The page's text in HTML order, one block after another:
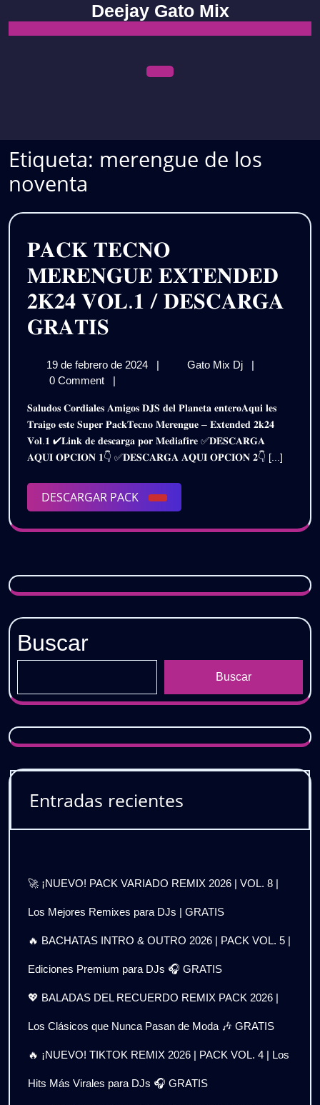
content
Deejay Gato Mix
Etiqueta: merengue de los
noventa
𝐏𝐀𝐂𝐊 𝐓𝐄𝐂𝐍𝐎
𝐌𝐄𝐑𝐄𝐍𝐆𝐔𝐄 𝐄𝐗𝐓𝐄𝐍𝐃𝐄𝐃
𝟐𝐊𝟐𝟒 𝐕𝐎𝐋.𝟏 / 𝐃𝐄𝐒𝐂𝐀𝐑𝐆𝐀
𝐆𝐑𝐀𝐓𝐈𝐒
𝐌𝐄𝐑𝐄𝐍𝐆𝐔𝐄
𝐄𝐗𝐓𝐄𝐍𝐃𝐄𝐃
𝟐𝐊𝟐𝟒
𝐕𝐎𝐋.𝟏
/
𝐃𝐄𝐒𝐂𝐀𝐑𝐆𝐀
𝐆𝐑𝐀𝐓𝐈𝐒
19 de febrero de 2024
19
de
2024
| Gato Mix Dj
𝐏𝐀𝐂𝐊
𝐄𝐗𝐓𝐄𝐍𝐃𝐄𝐃
𝟐𝐊𝟐𝟒
𝐕𝐎𝐋.𝟏
/
|
0 Comment
|
𝐒𝐚𝐥𝐮𝐝𝐨𝐬 𝐂𝐨𝐫𝐝𝐢𝐚𝐥𝐞𝐬 𝐀𝐦𝐢𝐠𝐨𝐬 𝐃𝐉𝐒 𝐝𝐞𝐥 𝐏𝐥𝐚𝐧𝐞𝐭𝐚 𝐞𝐧𝐭𝐞𝐫𝐨𝐀𝐪𝐮𝐢 𝐥𝐞𝐬
𝐓𝐫𝐚𝐢𝐠𝐨 𝐞𝐬𝐭𝐞 𝐒𝐮𝐩𝐞𝐫 𝐏𝐚𝐜𝐤𝐓𝐞𝐜𝐧𝐨 𝐌𝐞𝐫𝐞𝐧𝐠𝐮𝐞 – 𝐄𝐱𝐭𝐞𝐧𝐝𝐞𝐝 𝟐𝐤𝟐𝟒
𝐕𝐨𝐥.𝟏 ✔𝐋𝐢𝐧𝐤 𝐝𝐞 𝐝𝐞𝐬𝐜𝐚𝐫𝐠𝐚 𝐩𝐨𝐫 𝐌𝐞𝐝𝐢𝐚𝐟𝐢𝐫𝐞 ✅𝐃𝐄𝐒𝐂𝐀𝐑𝐆𝐀
𝐀𝐐𝐔𝐈 𝐎𝐏𝐂𝐈𝐎𝐍 𝟏👇 ✅𝐃𝐄𝐒𝐂𝐀𝐑𝐆𝐀 𝐀𝐐𝐔𝐈 𝐎𝐏𝐂𝐈𝐎𝐍 𝟐👇 [...]
DESCARGAR PACK
DESCARGAR
PACK
Buscar
Buscar
Entradas recientes
🚀 ¡NUEVO! PACK VARIADO REMIX 2026 | VOL. 8 |
Los Mejores Remixes para DJs | GRATIS
🔥 BACHATAS INTRO & OUTRO 2026 | PACK VOL. 5 |
Ediciones Premium para DJs 🎧 GRATIS
💖 BALADAS DEL RECUERDO REMIX PACK 2026 |
Los Clásicos que Nunca Pasan de Moda 🎶 GRATIS
🔥 ¡NUEVO! TIKTOK REMIX 2026 | PACK VOL. 4 | Los
Hits Más Virales para DJs 🎧 GRATIS